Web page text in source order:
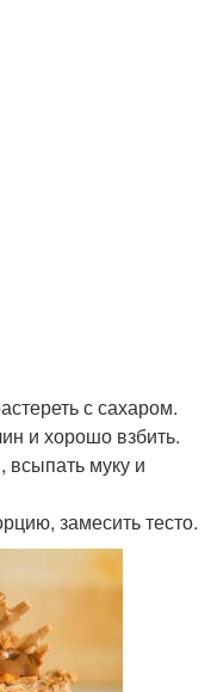
с сахаром.
и хорошо взбить.
всыпать муку и
замесить тесто.